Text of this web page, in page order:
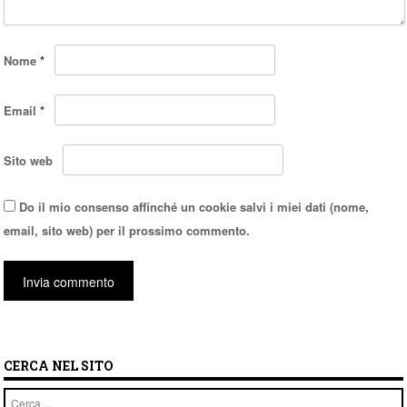
Nome*
Email*
Sito web
Do il mio consenso affinché un cookie salvi i miei dati (nome,
email, sito web) per il prossimo commento.
CERCA NEL SITO
Cerca